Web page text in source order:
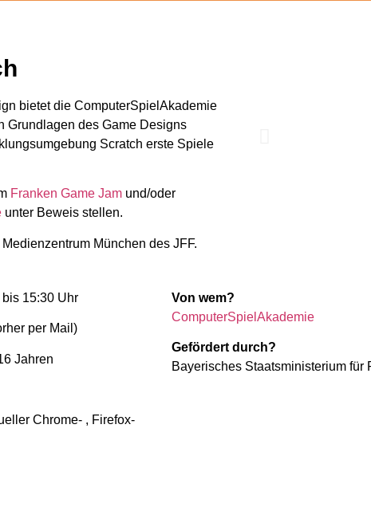
bietet die ComputerSpielAkademie
Grundlagen des Game Designs
Scratch erste Spiele
Franken Game Jam und/oder
unter Beweis stellen.
München des JFF.
15:30 Uhr
per Mail)
Jahren
Chrome- , Firefox-
Von wem?
ComputerSpielAkademie
Gefördert durch?
Bayerisches Staatsministerium für